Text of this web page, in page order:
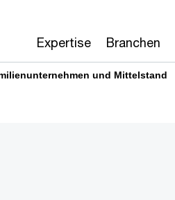
Expertise Branchen
und Mittelstand